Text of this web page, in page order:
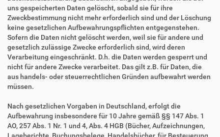
uns gespeicherten Daten gelöscht, sobald sie für ihre
Zweckbestimmung nicht mehr erforderlich sind und der Löschung
keine gesetzlichen Aufbewahrungspflichten entgegenstehen.
Sofern die Daten nicht gelöscht werden, weil sie für andere und
gesetzlich zulässige Zwecke erforderlich sind, wird deren
Verarbeitung eingeschränkt. D.h. die Daten werden gesperrt und
nicht für andere Zwecke verarbeitet. Das gilt z.B. für Daten, die
aus handels- oder steuerrechtlichen Gründen aufbewahrt werden
müssen.
Nach gesetzlichen Vorgaben in Deutschland, erfolgt die
Aufbewahrung insbesondere für 10 Jahre gemäß §§ 147 Abs. 1
AO, 257 Abs. 1 Nr. 1 und 4, Abs. 4 HGB (Bücher, Aufzeichnungen,